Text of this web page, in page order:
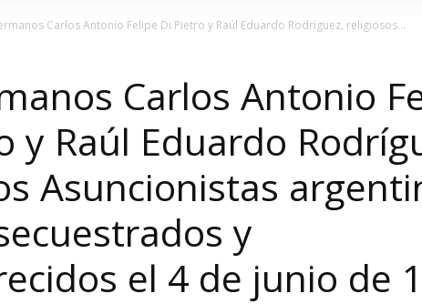
Carlos Antonio Felipe Di Pietro y Raúl Eduardo Rodríguez, religiosos...
Carlos Antonio
y Raúl Eduardo
Asuncionistas
y
el 4 de junio de